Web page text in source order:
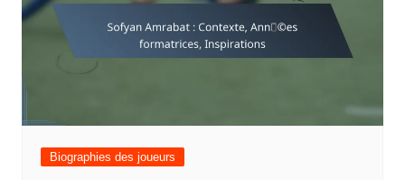
Biographies des joueurs